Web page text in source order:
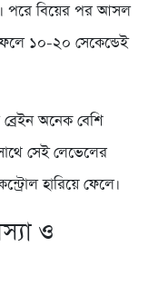
পরে বিয়ের পর আসল
১০-২০ সেকেন্ডেই
অনেক বেশি
সেই লেভেলের
হারিয়ে ফেলে।
ও